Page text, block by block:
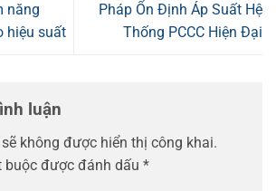
năng
hiệu suất
Pháp Ổn Định Áp Suất Hệ
Thống PCCC Hiện Đại
luận
không được hiển thị công khai.
buộc được đánh dấu *